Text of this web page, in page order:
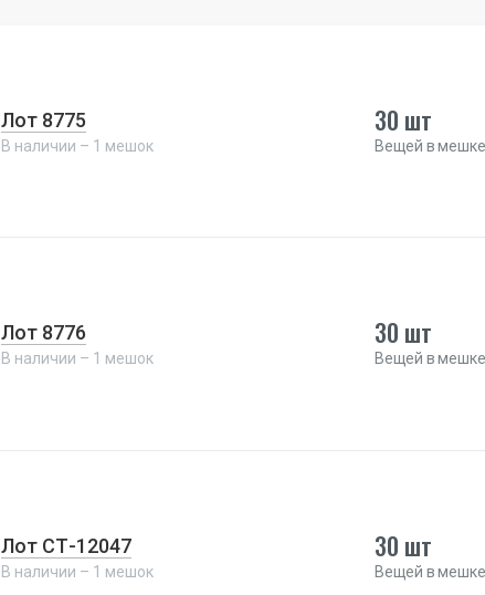
Лот 8775
В наличии – 1 мешок
30 шт
Вещей в мешке
Лот 8776
В наличии – 1 мешок
30 шт
Вещей в мешке
Лот СТ-12047
В наличии – 1 мешок
30 шт
Вещей в мешке